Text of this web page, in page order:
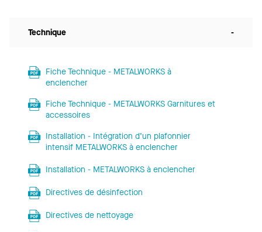
Technique -
Fiche Technique - METALWORKS à
enclencher
Fiche Technique - METALWORKS Garnitures et
accessoires
Installation - Intégration d’un plafonnier
intensif METALWORKS à enclencher
Installation - METALWORKS à enclencher
Directives de désinfection
Directives de nettoyage